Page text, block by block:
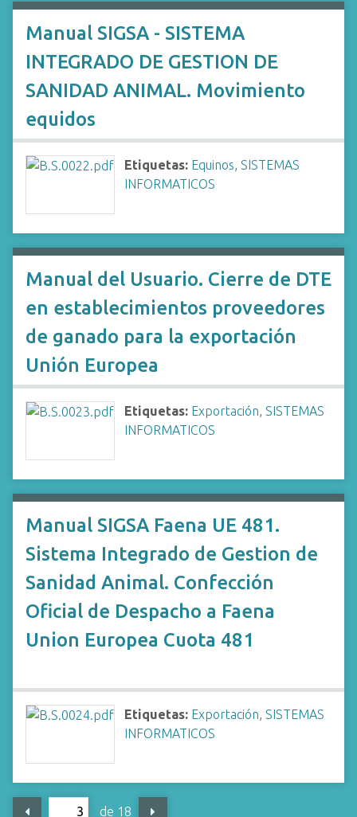
Manual SIGSA - SISTEMA
INTEGRADO DE GESTION DE
SANIDAD ANIMAL. Movimiento
equidos
Etiquetas: Equinos, SISTEMAS
INFORMATICOS
Manual del Usuario. Cierre de DTE
en establecimientos proveedores
de ganado para la exportación
Unión Europea
Etiquetas: Exportación, SISTEMAS
INFORMATICOS
Manual SIGSA Faena UE 481.
Sistema Integrado de Gestion de
Sanidad Animal. Confección
Oficial de Despacho a Faena
Union Europea Cuota 481
Etiquetas: Exportación, SISTEMAS
INFORMATICOS
de 18